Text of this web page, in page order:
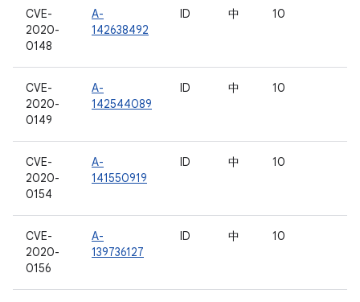
CVE-
2020-
0148
A-
142638492
ID 中 10
CVE-
2020-
0149
A-
142544089
ID 中 10
CVE-
2020-
0154
A-
141550919
ID 中 10
CVE-
2020-
0156
A-
139736127
ID 中 10